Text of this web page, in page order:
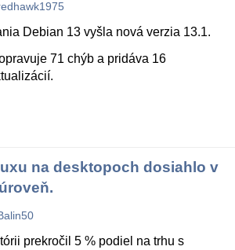
Debian 13 vyšla nová verzia 13.1.
71 chýb a pridáva 16
na desktopoch dosiahlo v
prekročil 5 % podiel na trhu s